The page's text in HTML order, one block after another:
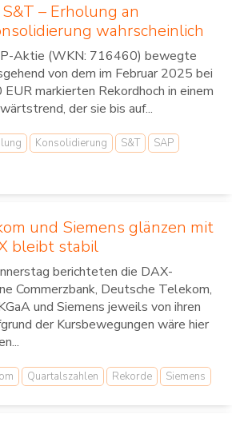
– Erholung an
wahrscheinlich
Aktie (WKN: 716460) bewegte
von dem im Februar 2025 bei
markierten Rekordhoch in einem
der sie bis auf...
Konsolidierung S&T
SAP
und Siemens glänzen mit
bleibt stabil
berichteten die DAX-
Commerzbank, Deutsche Telekom,
und Siemens jeweils von ihren
der Kursbewegungen wäre hier
Quartalszahlen Rekorde Siemens